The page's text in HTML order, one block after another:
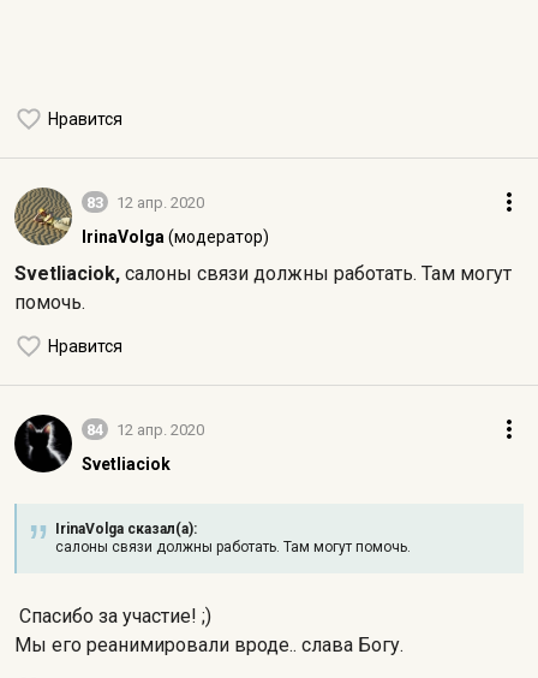
Нравится
83 12 апр. 2020
IrinaVolga (модератор)
Svetliaciok, салоны связи должны работать. Там могут
помочь.
Нравится
84 12 апр. 2020
Svetliaciok
IrinaVolga сказал(а):
салоны связи должны работать. Там могут помочь.
Спасибо за участие! ;)
Мы его реанимировали вроде.. слава Богу.